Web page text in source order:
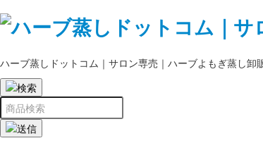
ハーブ蒸しドットコム｜サロン専売｜ハーブよもぎ蒸し卸